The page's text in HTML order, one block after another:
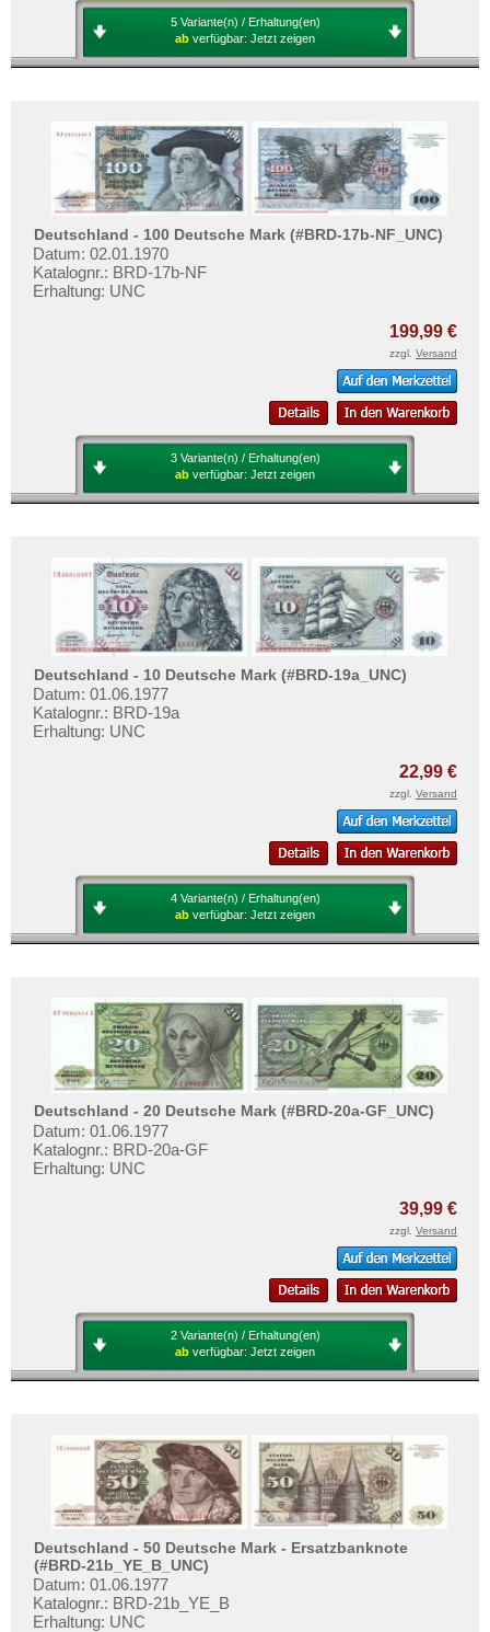
5 Variante(n) / Erhaltung(en)
ab verfügbar: Jetzt zeigen
Deutschland - 100 Deutsche Mark (#BRD-17b-NF_UNC)
Datum: 02.01.1970
Katalognr.: BRD-17b-NF
Erhaltung: UNC
199,99 €
zzgl. Versand
3 Variante(n) / Erhaltung(en)
ab verfügbar: Jetzt zeigen
Deutschland - 10 Deutsche Mark (#BRD-19a_UNC)
Datum: 01.06.1977
Katalognr.: BRD-19a
Erhaltung: UNC
22,99 €
zzgl. Versand
4 Variante(n) / Erhaltung(en)
ab verfügbar: Jetzt zeigen
Deutschland - 20 Deutsche Mark (#BRD-20a-GF_UNC)
Datum: 01.06.1977
Katalognr.: BRD-20a-GF
Erhaltung: UNC
39,99 €
zzgl. Versand
2 Variante(n) / Erhaltung(en)
ab verfügbar: Jetzt zeigen
Deutschland - 50 Deutsche Mark - Ersatzbanknote
(#BRD-21b_YE_B_UNC)
Datum: 01.06.1977
Katalognr.: BRD-21b_YE_B
Erhaltung: UNC